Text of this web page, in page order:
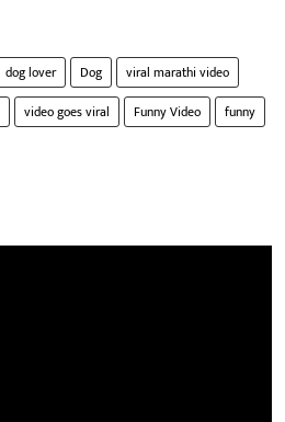
dog lover Dog
viral marathi video
video goes viral Funny Video
funny